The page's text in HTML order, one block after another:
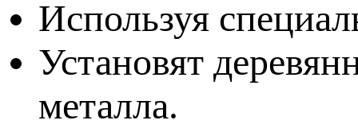
Используя
Установят
металла.